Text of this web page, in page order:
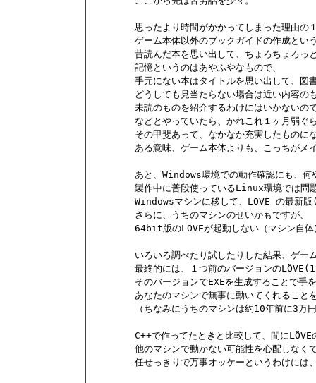
思ったより時間がかかってしまった理由の
ゲーム本体以外のブックガイドの作成とい
昔読んだ本を思い出して、ちょろちょろっ
        記憶というのはあやふやなもので、
手元にない本はタイトルを思い出して、図
どうしても見当たらない場合は近い内容の
未読のものを紹介するわけにはいかないの
などとやっていたら、かれこれ１ヶ月弱ぐ
その甲斐あって、なかなか充実したものに
ある意味、ゲーム本体よりも、こっちがメ
あと、Windows環境での動作確認にも、何
製作中に普段使っているLinux環境では問
Windowsマシンに移して、LÖVE の最新版
        さらに、うちのマシンのせいかもですが、
64bit版のLÖVEが起動しない（マシン自
いろいろ調べたり試したりした結果、ゲー
最終的には、１つ前のバージョンの
そのバージョンでEXEを生成することで手
あなたのマシンで無事に動いてくれること
（ちなみにうちのマシンは約10年前に3万
C++で作ってたときと比較して、間にLÖVE
他のマシンで動かない可能性を心配しなく
任せっきりで万事オッケーというわけには